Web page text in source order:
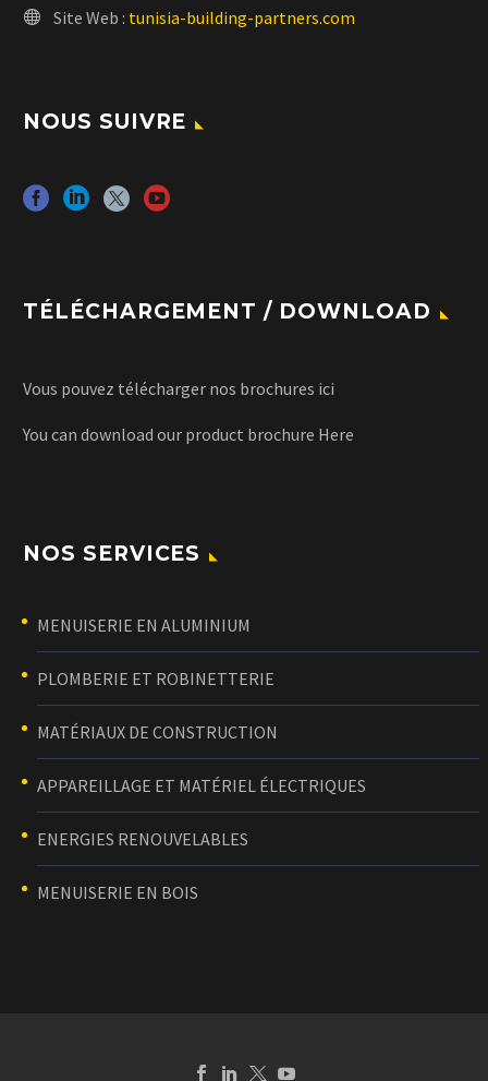
Site Web : tunisia-building-partners.com
NOUS SUIVRE
TÉLÉCHARGEMENT / DOWNLOAD
Vous pouvez télécharger nos brochures ici
You can download our product brochure Here
NOS SERVICES
MENUISERIE EN ALUMINIUM
PLOMBERIE ET ROBINETTERIE
MATÉRIAUX DE CONSTRUCTION
APPAREILLAGE ET MATÉRIEL ÉLECTRIQUES
ENERGIES RENOUVELABLES
MENUISERIE EN BOIS